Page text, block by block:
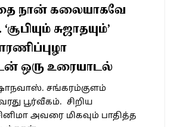
நான் கலையாகவே
சுஜாதயும்’
ஒரு உரையாடல்
சங்கரம்குளம்
பூர்வீகம். சிறிய
அவரை மிகவும் பாதித்த